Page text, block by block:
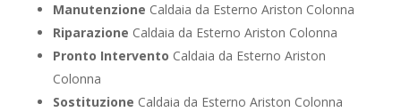
Manutenzione Caldaia da Esterno Ariston Colonna
Riparazione Caldaia da Esterno Ariston Colonna
Pronto Intervento Caldaia da Esterno Ariston
Colonna
Sostituzione Caldaia da Esterno Ariston Colonna